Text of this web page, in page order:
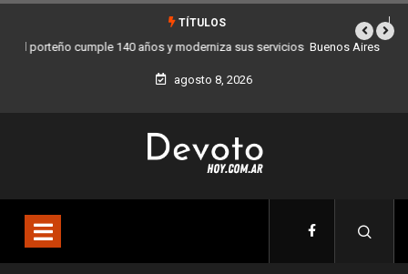
TÍTULOS
Buenos Aires sumó 12 nuevos Bares Notables y ya son 90 en toda la
Ciudad
agosto 8, 2026